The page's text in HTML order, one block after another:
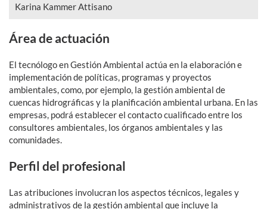
Karina Kammer Attisano
Área de actuación
El tecnólogo en Gestión Ambiental actúa en la elaboración e
implementación de políticas, programas y proyectos
ambientales, como, por ejemplo, la gestión ambiental de
cuencas hidrográficas y la planificación ambiental urbana. En las
empresas, podrá establecer el contacto cualificado entre los
consultores ambientales, los órganos ambientales y las
comunidades.
Perfil del profesional
Las atribuciones involucran los aspectos técnicos, legales y
administrativos de la gestión ambiental que incluye la